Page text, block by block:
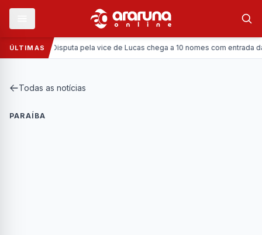
ÚLTIMAS
Política:Disputa pela vice de Lucas chega a 10 nomes com entrada da
Todas as notícias
PARAÍBA